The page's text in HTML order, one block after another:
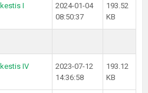
I
2024-01-04
08:50:37
193.52
KB
IV
2023-07-12
14:36:58
193.12
KB